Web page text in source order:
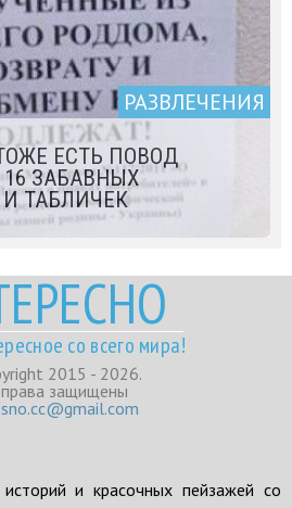
РАЗВЛЕЧЕНИЯ
ЕСТЬ ПОВОД
ЗАБАВНЫХ
ТАБЛИЧЕК
со всего мира!
2015 - 2026.
защищены
и красочных пейзажей со